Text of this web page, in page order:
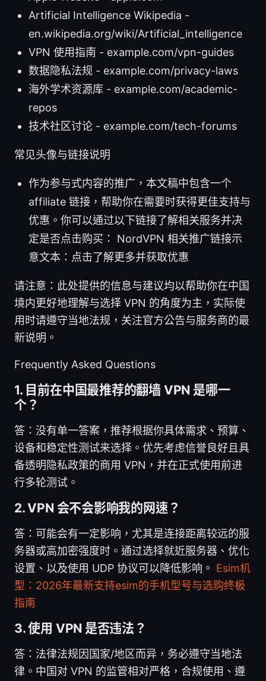
Artificial Intelligence Wikipedia -
en.wikipedia.org/wiki/Artificial_intelligence
VPN 使用指南 - example.com/vpn-guides
数据隐私法规 - example.com/privacy-laws
海外学术资源库 - example.com/academic-
repos
技术社区讨论 - example.com/tech-forums
常见头像与链接说明
作为参与式内容的推广，本文稿中包含一个
affiliate 链接，帮助你在需要时获得更佳支持与
优惠。你可以通过以下链接了解相关服务并决
定是否点击购买： NordVPN 相关推广链接示
意文本：点击了解更多并获取优惠
请注意：此处提供的信息与建议均以帮助你在中国
境内更好地理解与选择 VPN 的角度为主，实际使
用时请遵守当地法规，关注官方公告与服务商的最
新说明。
Frequently Asked Questions
1. 目前在中国最推荐的翻墙 VPN 是哪一
个？
答：没有单一答案，推荐根据你具体需求、预算、
设备和稳定性测试来选择。优先考虑信誉良好且具
备透明隐私政策的商用 VPN，并在正式使用前进
行多轮测试。
2. VPN 会不会影响我的网速？
答：可能会有一定影响，尤其是连接距离较远的服
务器或高加密强度时。通过选择就近服务器、优化
设置、以及使用 UDP 协议可以降低影响。 Esim机
型：2026年最新支持esim的手机型号与选购终极
指南
3. 使用 VPN 是否违法？
答：法律法规因国家/地区而异，务必遵守当地法
律。中国对 VPN 的监管相对严格，合规使用、遵